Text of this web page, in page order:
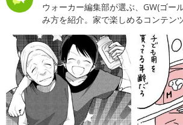
ウォーカー編集部が選ぶ、GW(ゴー
み方を紹介。家で楽しめるコンテン